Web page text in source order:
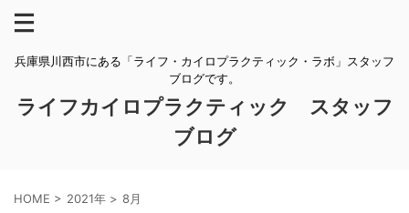
兵庫県川西市にある「ライフ・カイロプラクティック・ラボ」スタッフ
ブログです。
ライフカイロプラクティック スタッフ
ブログ
HOME > 2021年 > 8月